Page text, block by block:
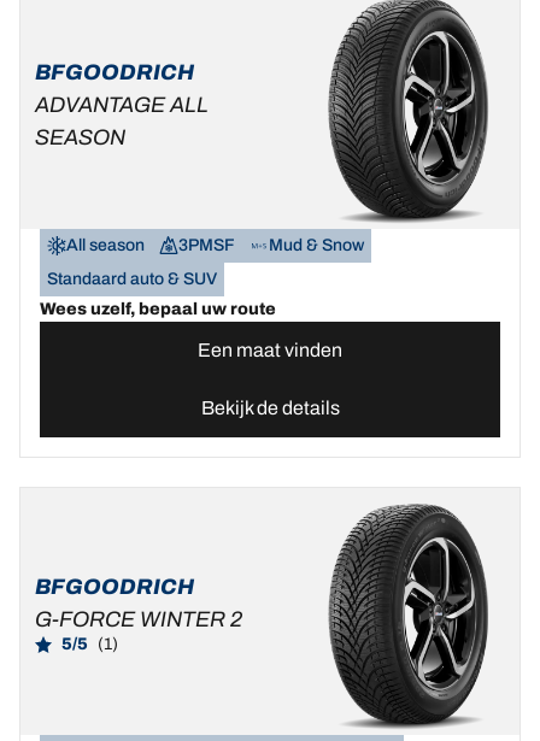
BFGOODRICH
ADVANTAGE ALL
SEASON
All season 3PMSF
Mud & Snow
Standaard auto & SUV
Wees uzelf, bepaal uw route
Een maat vinden
Bekijk de details
BFGOODRICH
G-FORCE WINTER 2
5/5 (1)